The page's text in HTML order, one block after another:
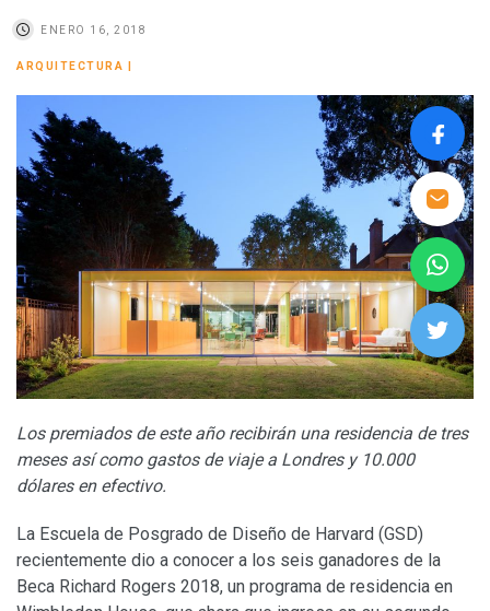
ENERO 16, 2018
ARQUITECTURA
Los premiados de este año recibirán una residencia de tres
meses así como gastos de viaje a Londres y 10.000
dólares en efectivo.
La Escuela de Posgrado de Diseño de Harvard (GSD)
recientemente dio a conocer a los seis ganadores de la
Beca Richard Rogers 2018, un programa de residencia en